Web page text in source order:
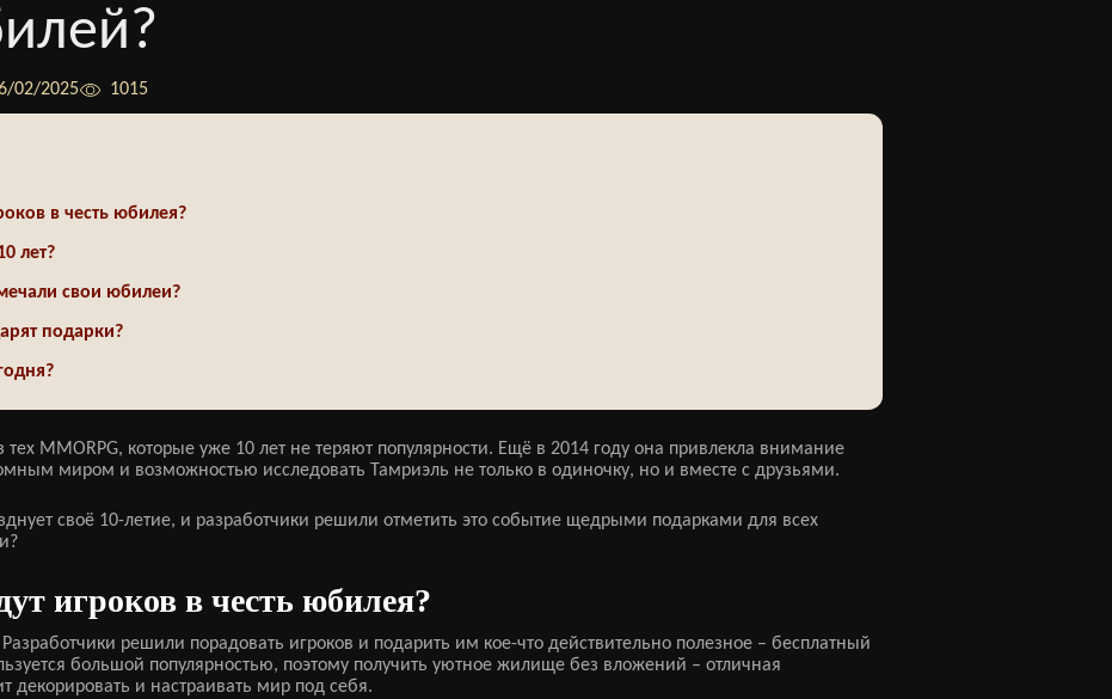
02/2025 1015
в честь юбилея?
лет?
свои юбилеи?
подарки?
тех MMORPG, которые уже 10 лет не теряют популярности. Ещё в 2014 году она привлекла внимание
миром и возможностью исследовать Тамриэль не только в одиночку, но и вместе с друзьями.
своё 10-летие, и разработчики решили отметить это событие щедрыми подарками для всех
игроков в честь юбилея?
решили порадовать игроков и подарить им кое-что действительно полезное – бесплатный
большой популярностью, поэтому получить уютное жилище без вложений – отличная
декорировать и настраивать мир под себя.